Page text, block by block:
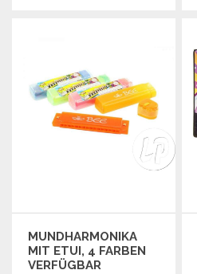
MUNDHARMONIKA
MIT ETUI, 4 FARBEN
VERFÜGBAR